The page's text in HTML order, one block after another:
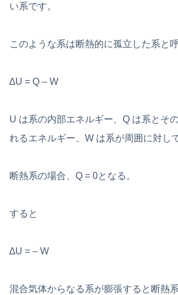
い系です。
このような系は断熱的に孤立した系と呼
∆U = Q – W
U は系の内部エネルギー、Q は系とそ
れるエネルギー、W は系が周囲に対し
断熱系の場合、Q = 0となる。
すると
∆U = – W
混合気体からなる系が膨張すると断熱